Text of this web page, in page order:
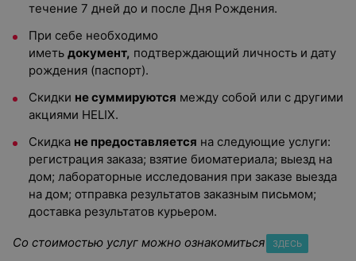
течение 7 дней до и после Дня Рождения.
При себе необходимо
иметь документ, подтверждающий личность и дату
рождения (паспорт).
Скидки не суммируются между собой или с другими
акциями HELIX.
Скидка не предоставляется на следующие услуги:
регистрация заказа; взятие биоматериала; выезд на
дом; лабораторные исследования при заказе выезда
на дом; отправка результатов заказным письмом;
доставка результатов курьером.
Со стоимостью услуг можно ознакомиться ЗДЕСЬ